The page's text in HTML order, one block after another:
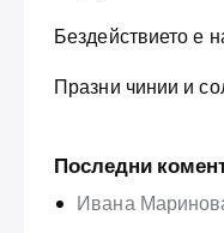
Бездействието е
Празни чинии и
Последни
Ивана